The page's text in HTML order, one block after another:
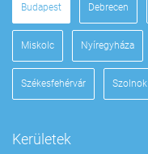
Budapest Debrecen
Miskolc Nyíregyháza
Székesfehérvár Szolnok
Kerületek